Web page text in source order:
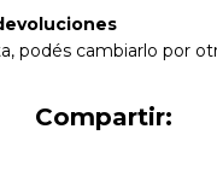
podés cambiarlo por
Compartir: